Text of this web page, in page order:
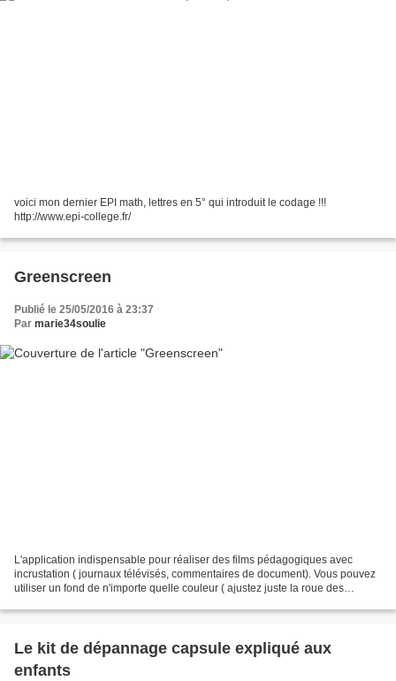
voici mon dernier EPI math, lettres en 5° qui introduit le codage !!!
http://www.epi-college.fr/
Greenscreen
Publié le 25/05/2016 à 23:37
Par marie34soulie
L'application indispensable pour réaliser des films pédagogiques avec
incrustation ( journaux télévisés, commentaires de document). Vous pouvez
utiliser un fond de n'importe quelle couleur ( ajustez juste la roue des
Le kit de dépannage capsule expliqué aux
enfants